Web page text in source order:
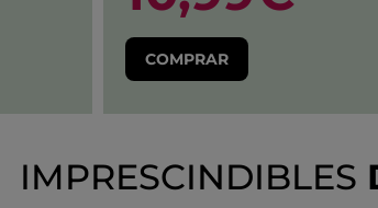
COMPRAR
IMPRESCINDIBLES